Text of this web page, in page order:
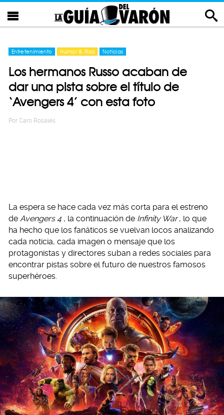
Entretenimiento Humor & Risa Noticias
Los hermanos Russo acaban de
dar una pista sobre el título de
‘Avengers 4’ con esta foto
Por Caro Rosales
La espera se hace cada vez más corta para el estreno
de Avengers 4 , la continuación de Infinity War , lo que
ha hecho que los fanáticos se vuelvan locos analizando
cada noticia, cada imagen o mensaje que los
protagonistas y directores suban a redes sociales para
encontrar pistas sobre el futuro de nuestros famosos
superhéroes.